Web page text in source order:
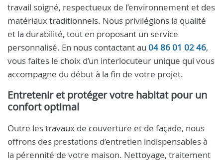
travail soigné, respectueux de l’environnement et des
matériaux traditionnels. Nous privilégions la qualité
et la durabilité, tout en proposant un service
personnalisé. En nous contactant au 04 86 01 02 46,
vous faites le choix d’un interlocuteur unique qui vous
accompagne du début à la fin de votre projet.
Entretenir et protéger votre habitat pour un
confort optimal
Outre les travaux de couverture et de façade, nous
offrons des prestations d’entretien indispensables à
la pérennité de votre maison. Nettoyage, traitement